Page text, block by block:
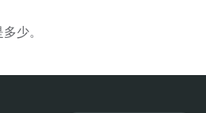
少。